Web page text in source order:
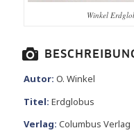
Winkel
Autor: O. Winkel
Titel: Erdglobus
Verlag: Columbus Verlag